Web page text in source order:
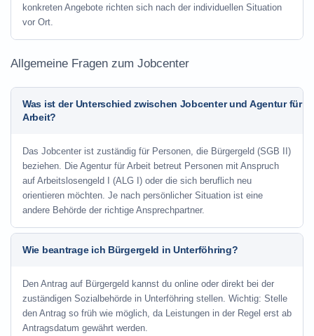
konkreten Angebote richten sich nach der individuellen Situation
vor Ort.
Allgemeine Fragen zum Jobcenter
Was ist der Unterschied zwischen Jobcenter und Agentur für
Arbeit?
Das Jobcenter ist zuständig für Personen, die Bürgergeld (SGB II)
beziehen. Die Agentur für Arbeit betreut Personen mit Anspruch
auf Arbeitslosengeld I (ALG I) oder die sich beruflich neu
orientieren möchten. Je nach persönlicher Situation ist eine
andere Behörde der richtige Ansprechpartner.
Wie beantrage ich Bürgergeld in Unterföhring?
Den Antrag auf Bürgergeld kannst du online oder direkt bei der
zuständigen Sozialbehörde in Unterföhring stellen. Wichtig: Stelle
den Antrag so früh wie möglich, da Leistungen in der Regel erst ab
Antragsdatum gewährt werden.